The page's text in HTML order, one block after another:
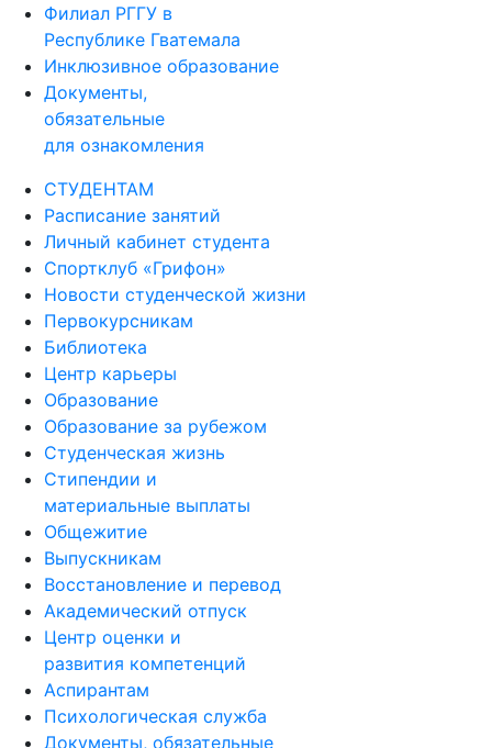
Филиал РГГУ в
Республике Гватемала
Инклюзивное образование
Документы,
обязательные
для ознакомления
СТУДЕНТАМ
Расписание занятий
Личный кабинет студента
Спортклуб «Грифон»
Новости студенческой жизни
Первокурсникам
Библиотека
Центр карьеры
Образование
Образование за рубежом
Студенческая жизнь
Стипендии и
материальные выплаты
Общежитие
Выпускникам
Восстановление и перевод
Академический отпуск
Центр оценки и
развития компетенций
Аспирантам
Психологическая служба
Документы, обязательные